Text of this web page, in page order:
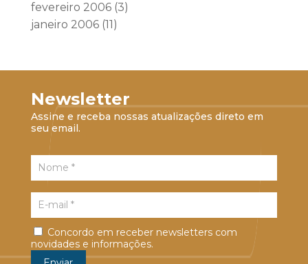
fevereiro 2006(3)
janeiro 2006(11)
Newsletter
Assine e receba nossas atualizações direto em
seu email.
Concordo em receber newsletters com
novidades e informações.